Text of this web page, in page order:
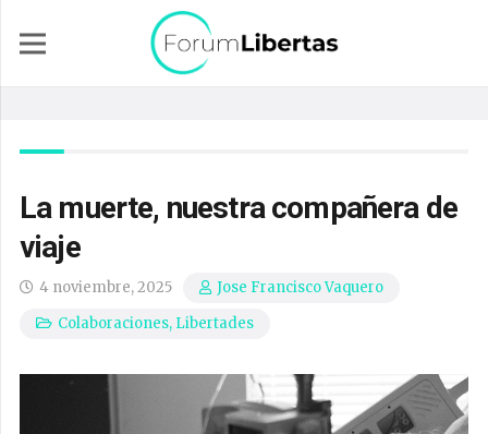
La muerte, nuestra compañera de
viaje
4 noviembre, 2025
Jose Francisco Vaquero
Colaboraciones, Libertades